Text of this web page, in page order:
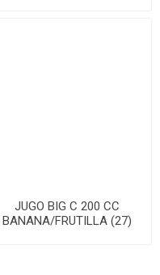
JUGO BIG C 200 CC
BANANA/FRUTILLA (27)